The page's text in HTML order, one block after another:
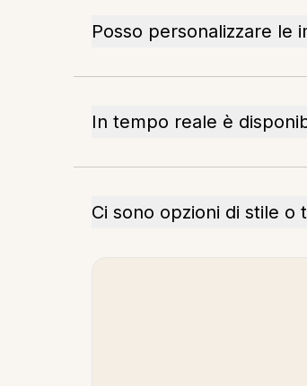
Posso personalizzare le
In tempo reale è
Ci sono opzioni di stile o